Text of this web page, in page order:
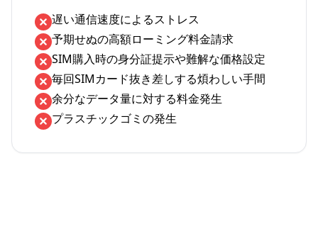
遅い通信速度によるストレス
予期せぬの高額ローミング料金請求
SIM購入時の身分証提示や難解な価格設定
毎回SIMカード抜き差しする煩わしい手間
余分なデータ量に対する料金発生
プラスチックゴミの発生